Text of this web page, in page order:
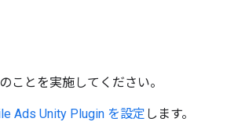
ことを実施してください。
Ads Unity Plugin を設定 します。